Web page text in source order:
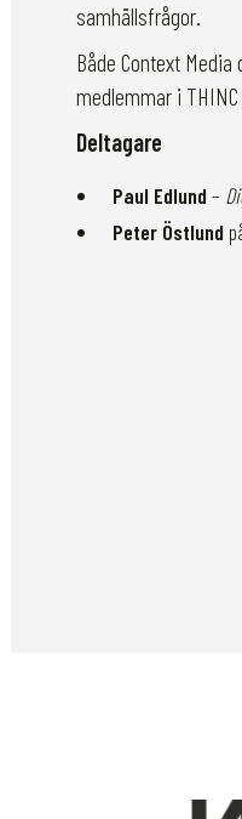
samhällsfrågor.
Både Context
medlemmar i
Deltagare
Paul Edlund –
Peter Östlund